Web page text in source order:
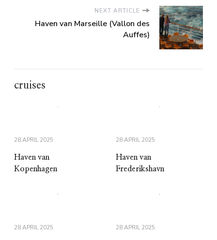
NEXT ARTICLE
Haven van Marseille (Vallon des
Auffes)
cruises
28 APRIL 2025
Haven van
Kopenhagen
28 APRIL 2025
Haven van
Frederikshavn
28 APRIL 2025 28 APRIL 2025